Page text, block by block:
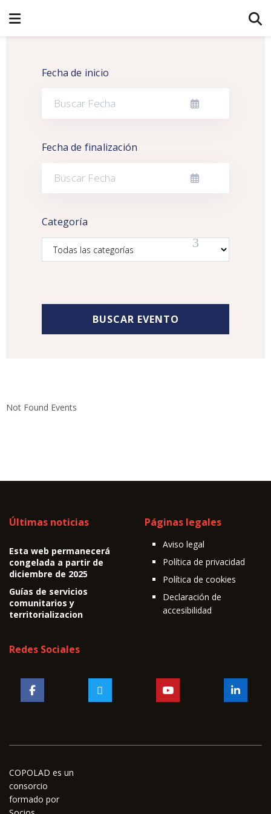
Fecha de inicio
Fecha de finalización
Categoría
Not Found Events
Últimas noticias
Esta web permanecerá
congelada a partir de
diciembre de 2025
Guías de servicios
comunitarios y
territorializacion
Páginas legales
Aviso legal
Política de privacidad
Política de cookies
Declaración de
accesibilidad
Redes Sociales
COPOLAD es un
consorcio
formado por